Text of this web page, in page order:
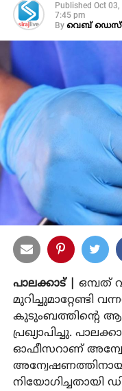
Published Oct
7:45 pm
By വെബ്
പാലക്കാട് |
ഒമ്പത്
മുറിച്ചുമാറ്റേണ്ടി
കുടുംബത്തിന്റെ
പ്രഖ്യാപിച്ചു.
ഓഫീസറാണ്
നിയോഗിച്ചതായി